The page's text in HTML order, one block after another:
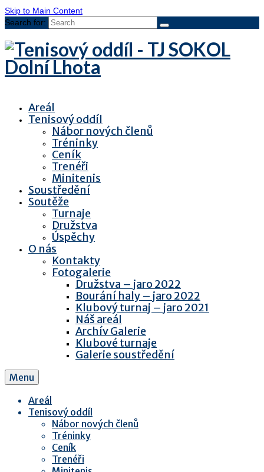
Skip to Main Content
Search for:
Areál
Tenisový oddíl
Nábor nových členů
Tréninky
Ceník
Trenéři
Minitenis
Soustředění
Soutěže
Turnaje
Družstva
Úspěchy
O nás
Kontakty
Fotogalerie
Družstva – jaro 2022
Bourání haly – jaro 2022
Klubový turnaj – jaro 2021
Náš areál
Archív Galerie
Klubové turnaje
Galerie soustředění
Menu
Areál
Tenisový oddíl
Nábor nových členů
Tréninky
Ceník
Trenéři